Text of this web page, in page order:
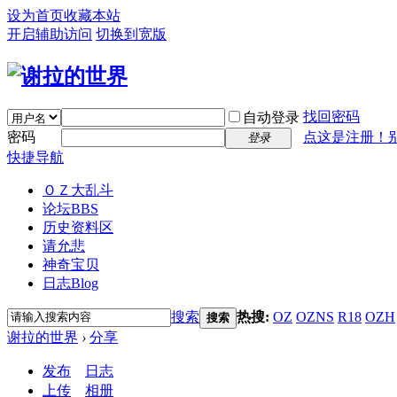
设为首页收藏本站
开启辅助访问 切换到宽版
自动登录 找回密码
密码
登录
点这是注册！
快捷导航
ＯＺ大乱斗
论坛BBS
历史资料区
请允悲
神奇宝贝
日志Blog
搜索 搜索 热搜: OZ OZNS R18 OZH
谢拉的世界 › 分享
发布
日志
上传
相册